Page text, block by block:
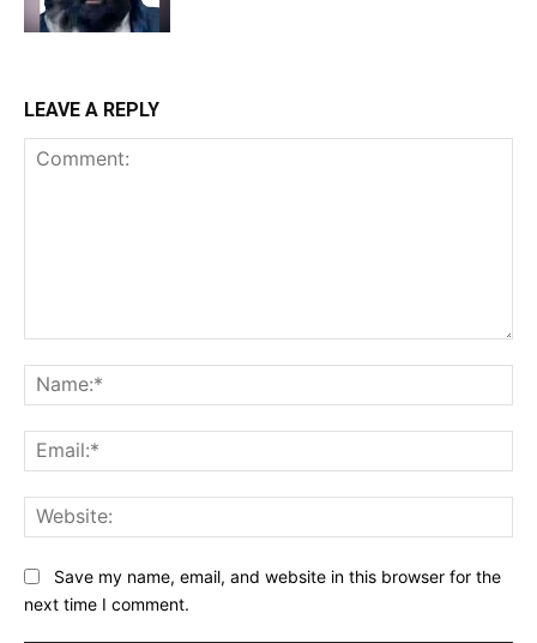
LEAVE A REPLY
Save my name, email, and website in this browser for the
next time I comment.